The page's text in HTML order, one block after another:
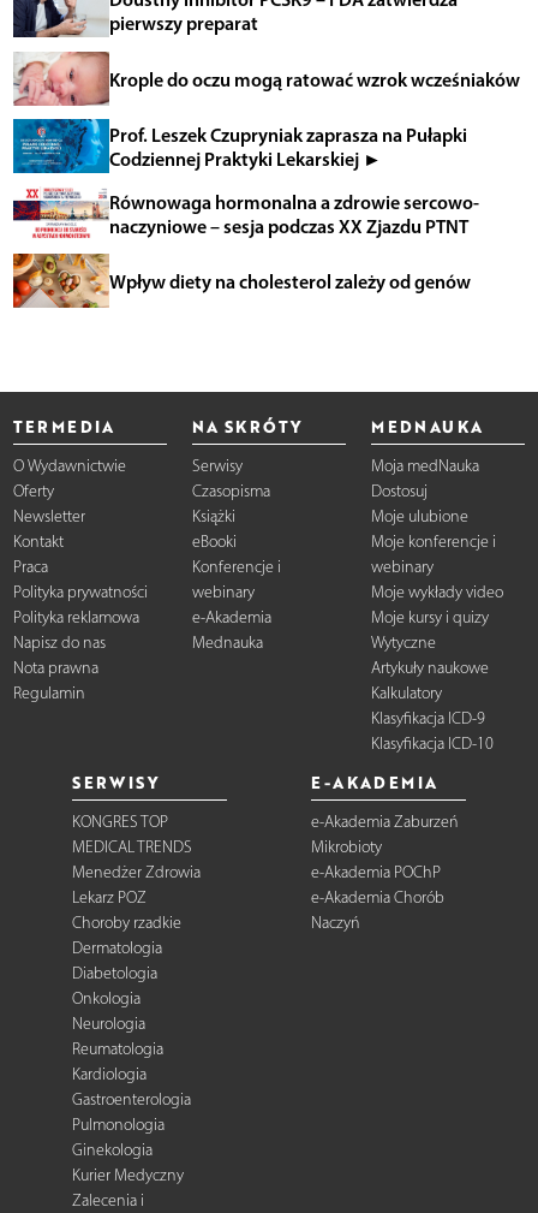
pierwszy preparat
Krople do oczu mogą ratować wzrok wcześniaków
Prof. Leszek Czupryniak zaprasza na Pułapki
Codziennej Praktyki Lekarskiej ►
Równowaga hormonalna a zdrowie sercowo-
naczyniowe – sesja podczas XX Zjazdu PTNT
Wpływ diety na cholesterol zależy od genów
TERMEDIA
O Wydawnictwie
Oferty
Newsletter
Kontakt
Praca
Polityka prywatności
Polityka reklamowa
Napisz do nas
Nota prawna
Regulamin
NA SKRÓTY
Serwisy
Czasopisma
Książki
eBooki
Konferencje i
webinary
e-Akademia
Mednauka
MEDNAUKA
Moja medNauka
Dostosuj
Moje ulubione
Moje konferencje i
webinary
Moje wykłady video
Moje kursy i quizy
Wytyczne
Artykuły naukowe
Kalkulatory
Klasyfikacja ICD-9
Klasyfikacja ICD-10
SERWISY
KONGRES TOP
MEDICAL TRENDS
Menedżer Zdrowia
Lekarz POZ
Choroby rzadkie
Dermatologia
Diabetologia
Onkologia
Neurologia
Reumatologia
Kardiologia
Gastroenterologia
Pulmonologia
Ginekologia
Kurier Medyczny
Zalecenia i
E-AKADEMIA
e-Akademia Zaburzeń
Mikrobioty
e-Akademia POChP
e-Akademia Chorób
Naczyń